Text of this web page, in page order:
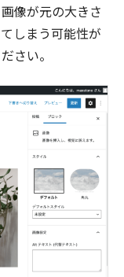
像が元の大きさ
しまう可能性が
さい。